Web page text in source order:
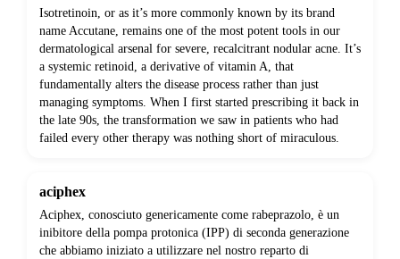
Isotretinoin, or as it’s more commonly known by its brand
name Accutane, remains one of the most potent tools in our
dermatological arsenal for severe, recalcitrant nodular acne. It’s
a systemic retinoid, a derivative of vitamin A, that
fundamentally alters the disease process rather than just
managing symptoms. When I first started prescribing it back in
the late 90s, the transformation we saw in patients who had
failed every other therapy was nothing short of miraculous.
aciphex
Aciphex, conosciuto genericamente come rabeprazolo, è un
inibitore della pompa protonica (IPP) di seconda generazione
che abbiamo iniziato a utilizzare nel nostro reparto di